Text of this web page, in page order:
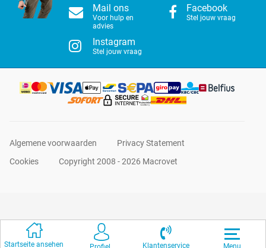
Startseite ansehen Klantenservice Menu
Mail ons
Voor hulp en
advies
Facebook
Stel jouw vraag
Instagram
Stel jouw vraag
Algemene voorwaarden
Privacy Statement
Cookies
Copyright 2008 - 2026 Macrovet